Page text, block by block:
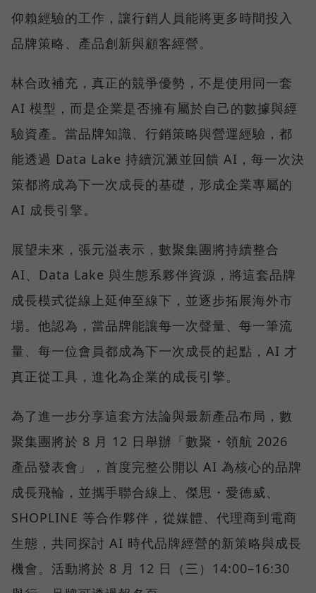
仰賴經驗的工作，讓行銷人員能將更多時間投入
品牌策略、產品創新與顧客經營。
林合政補充，真正的競爭優勢，不是使用同一套
AI 模型，而是企業是否擁有屬於自己的數據與經
驗資產。當品牌知識、行銷策略與營運經驗，都
能透過 Data Lake 持續沉澱並回饋 AI，每一次決
策都將成為下一次成長的基礎，形成企業專屬的
AI 成長引擎。
展望未來，張元溢表示，數聚集團將持續整合
AI、Data Lake 與生態系夥伴資源，將這套品牌
成長模式從線上延伸至線下，並逐步拓展海外市
場。他認為，當品牌能讓每一次聲量、每一筆流
量、每一位會員都成為下一次成長的起點，AI 才
真正從工具，進化為企業的成長引擎。
為了進一步分享這套方法論與最新產品布局，數
聚集團將於 8 月 12 日舉辦「數聚・領航 2026
產品發表會」，首度完整公開以 AI 為核心的品牌
成長飛輪，並攜手聯合線上、傑思・愛德威、
SHOPLINE 等合作夥伴，從媒體、代理商到電商
生態，共同探討 AI 時代品牌經營的新策略與成長
機會。活動將於 8 月 12 日（三）14:00–16:30